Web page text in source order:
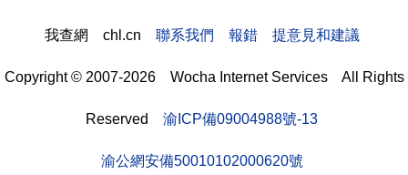
我查網 chl.cn 聯系我們 報錯 提意見和建議
Copyright © 2007-2026 Wocha Internet Services All Rights
Reserved 渝ICP備09004988號-13
渝公網安備50010102000620號